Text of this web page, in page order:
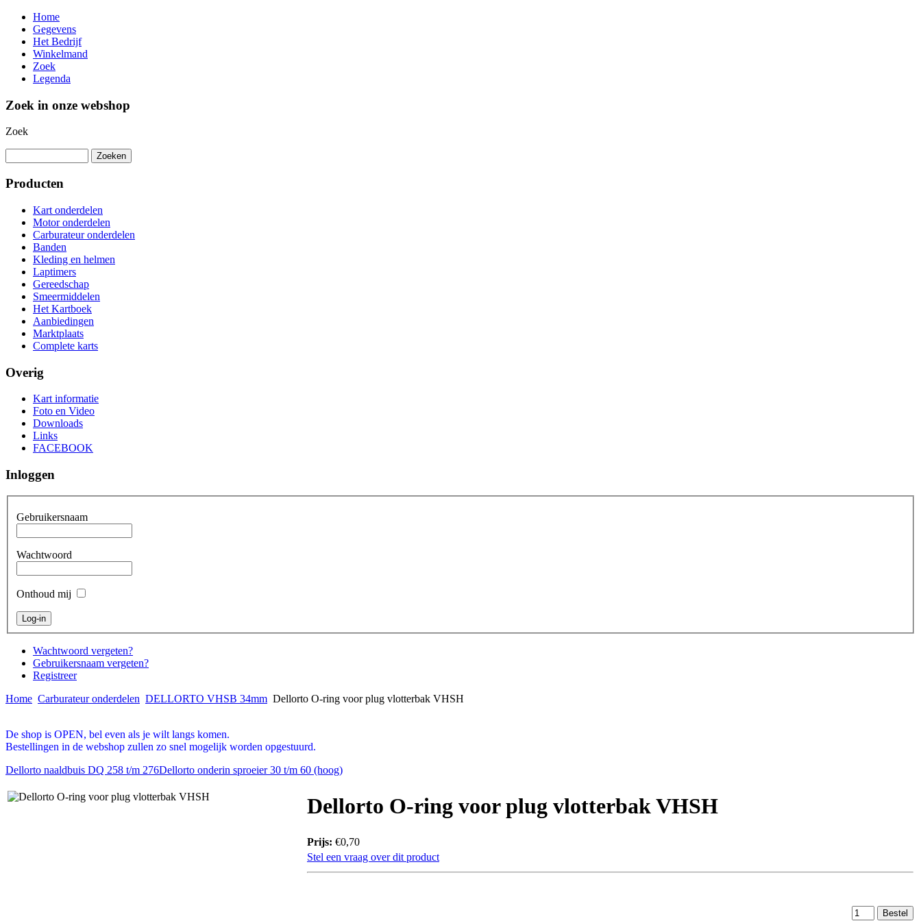
Home
Gegevens
Het Bedrijf
Winkelmand
Zoek
Legenda
Zoek in onze webshop
Zoek
Producten
Kart onderdelen
Motor onderdelen
Carburateur onderdelen
Banden
Kleding en helmen
Laptimers
Gereedschap
Smeermiddelen
Het Kartboek
Aanbiedingen
Marktplaats
Complete karts
Overig
Kart informatie
Foto en Video
Downloads
Links
FACEBOOK
Inloggen
Gebruikersnaam
Wachtwoord
Onthoud mij
Wachtwoord vergeten?
Gebruikersnaam vergeten?
Registreer
Home Carburateur onderdelen DELLORTO VHSB 34mm Dellorto O-ring voor plug vlotterbak VHSH
De shop is OPEN, bel even als je wilt langs komen.
Bestellingen in de webshop zullen zo snel mogelijk worden opgestuurd.
Dellorto naaldbuis DQ 258 t/m 276Dellorto onderin sproeier 30 t/m 60 (hoog)
Dellorto O-ring voor plug vlotterbak VHSH
Prijs: €0,70
Stel een vraag over dit product